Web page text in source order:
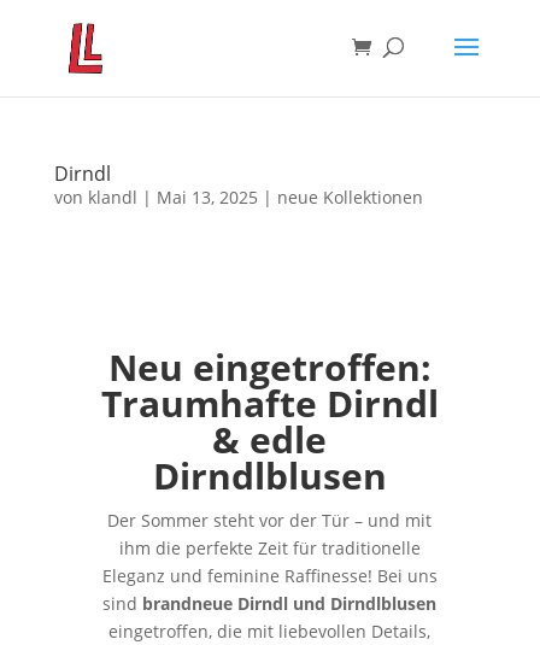
Dirndl
von klandl | Mai 13, 2025 | neue Kollektionen
Neu eingetroffen:
Traumhafte Dirndl
& edle
Dirndlblusen
Der Sommer steht vor der Tür – und mit
ihm die perfekte Zeit für traditionelle
Eleganz und feminine Raffinesse! Bei uns
sind brandneue Dirndl und Dirndlblusen
eingetroffen, die mit liebevollen Details,